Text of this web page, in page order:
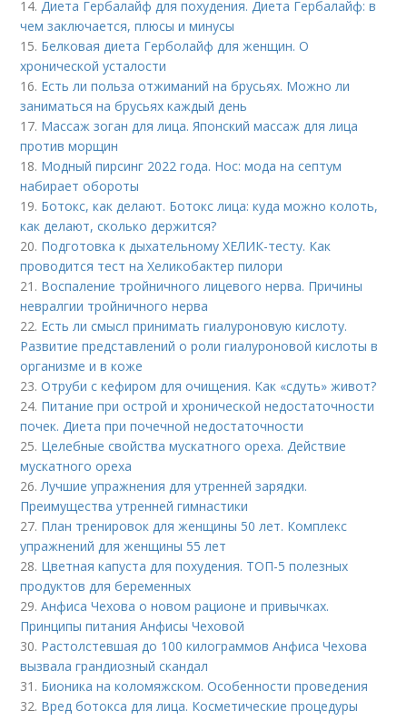
14.Диета Гербалайф для похудения. Диета Гербалайф: в
чем заключается, плюсы и минусы
15. Белковая диета Герболайф для женщин. О
хронической усталости
16. Есть ли польза отжиманий на брусьях. Можно ли
заниматься на брусьях каждый день
17. Массаж зоган для лица. Японский массаж для лица
против морщин
18. Модный пирсинг 2022 года. Нос: мода на септум
набирает обороты
19. Ботокс, как делают. Ботокс лица: куда можно колоть,
как делают, сколько держится?
20. Подготовка к дыхательному ХЕЛИК-тесту. Как
проводится тест на Хеликобактер пилори
21. Воспаление тройничного лицевого нерва. Причины
невралгии тройничного нерва
22. Есть ли смысл принимать гиалуроновую кислоту.
Развитие представлений о роли гиалуроновой кислоты в
организме и в коже
23.Отруби с кефиром для очищения. Как «сдуть» живот?
24. Питание при острой и хронической недостаточности
почек. Диета при почечной недостаточности
25. Целебные свойства мускатного ореха. Действие
мускатного ореха
26.Лучшие упражнения для утренней зарядки.
Преимущества утренней гимнастики
27. План тренировок для женщины 50 лет. Комплекс
упражнений для женщины 55 лет
28. Цветная капуста для похудения. ТОП-5 полезных
продуктов для беременных
29.Анфиса Чехова о новом рационе и привычках.
Принципы питания Анфисы Чеховой
30. Растолстевшая до 100 килограммов Анфиса Чехова
вызвала грандиозный скандал
31. Бионика на коломяжском. Особенности проведения
32. Вред ботокса для лица. Косметические процедуры